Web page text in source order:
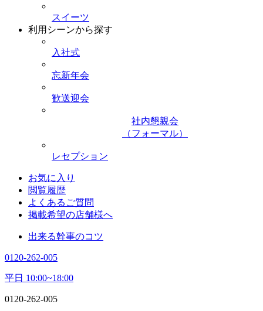
スイーツ
利用シーンから探す
入社式
忘新年会
歓送迎会
社内懇親会
（フォーマル）
レセプション
お気に入り
閲覧履歴
よくあるご質問
掲載希望の店舗様へ
出来る幹事のコツ
0120-262-005
平日 10:00~18:00
0120-262-005